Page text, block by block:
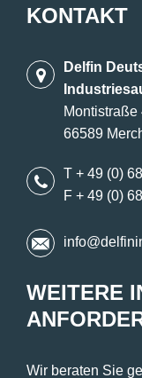
KONTAKT
Delfin
Montistraße
66589
T + 49 (0)
F + 49 (0)
WEITERE
Wir beraten Sie